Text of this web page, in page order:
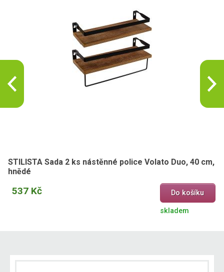
STILISTA Sada 2 ks nástěnné police Volato Duo, 40 cm,
hnědé
537 Kč Do košíku
skladem